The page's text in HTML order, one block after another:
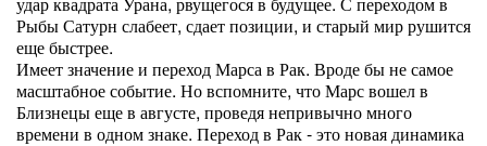
Рыбы Сатурн слабеет, сдает позиции, и старый мир рушится
еще быстрее.
Имеет значение и переход Марса в Рак. Вроде бы не самое
масштабное событие. Но вспомните, что Марс вошел в
Близнецы еще в августе, проведя непривычно много
времени в одном знаке. Переход в Рак - это новая динамика